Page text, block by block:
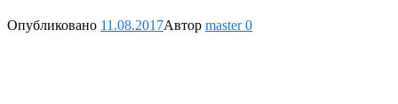
Опубликовано 11.08.2017Автор master0